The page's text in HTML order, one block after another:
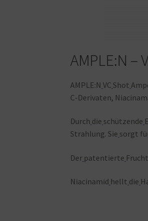
AMPLE:N –
AMPLE:N VC Shot
C-Derivaten,
Durch die schützende
Strahlung. Sie sorgt
Der patentierte
Niacinamid hellt die